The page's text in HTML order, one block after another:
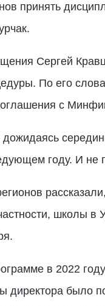
принять
Сергей
По его
с
году. И не
школы в
в 2022
директора было